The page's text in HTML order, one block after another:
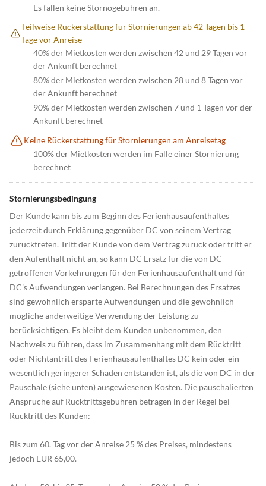
Es fallen keine Stornogebühren an.
Teilweise Rückerstattung für Stornierungen ab 42 Tagen bis 1
Tage vor Anreise
40% der Mietkosten werden zwischen 42 und 29 Tagen vor
der Ankunft berechnet
80% der Mietkosten werden zwischen 28 und 8 Tagen vor
der Ankunft berechnet
90% der Mietkosten werden zwischen 7 und 1 Tagen vor der
Ankunft berechnet
Keine Rückerstattung für Stornierungen am Anreisetag
100% der Mietkosten werden im Falle einer Stornierung
berechnet
Stornierungsbedingung
Der Kunde kann bis zum Beginn des Ferienhausaufenthaltes
jederzeit durch Erklärung gegenüber DC von seinem Vertrag
zurücktreten. Tritt der Kunde von dem Vertrag zurück oder tritt er
den Aufenthalt nicht an, so kann DC Ersatz für die von DC
getroffenen Vorkehrungen für den Ferienhausaufenthalt und für
DC’s Aufwendungen verlangen. Bei Berechnungen des Ersatzes
sind gewöhnlich ersparte Aufwendungen und die gewöhnlich
mögliche anderweitige Verwendung der Leistung zu
berücksichtigen. Es bleibt dem Kunden unbenommen, den
Nachweis zu führen, dass im Zusammenhang mit dem Rücktritt
oder Nichtantritt des Ferienhausaufenthaltes DC kein oder ein
wesentlich geringerer Schaden entstanden ist, als die von DC in der
Pauschale (siehe unten) ausgewiesenen Kosten. Die pauschalierten
Ansprüche auf Rücktrittsgebühren betragen in der Regel bei
Rücktritt des Kunden:
Bis zum 60. Tag vor der Anreise 25 % des Preises, mindestens
jedoch EUR 65,00.